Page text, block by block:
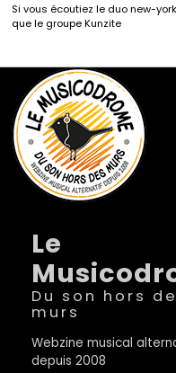
Si vous écoutiez le duo new-
que le groupe Kunzite
Le
Du son hors
murs
Webzine musical
depuis 2008